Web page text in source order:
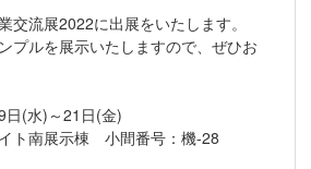
交流展2022に出展をいたします。
プルを展示いたしますので、ぜひお
日(水)～21日(金)
ト南展示棟 小間番号：機-28